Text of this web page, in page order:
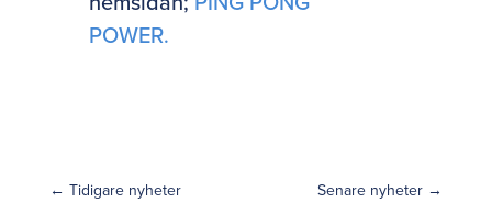
POWER.
← Tidigare nyheter Senare nyheter →